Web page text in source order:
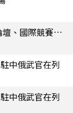
桃園青創博覽會創新能量再升級 生醫論壇、國際競賽接力登場
中俄武官在列
中俄武官在列